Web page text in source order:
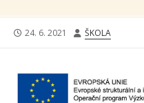
PUBLISHED
24. 6. 2021 AUTHOR
ŠKOLA